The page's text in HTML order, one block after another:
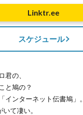
Linktr.ee
スケジュール
君の、
と鳩の？
インターネット伝書鳩」。
て凄い。